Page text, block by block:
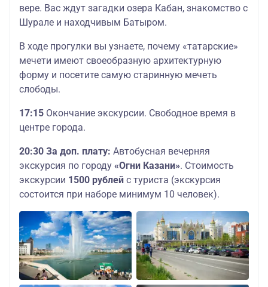
вере. Вас ждут загадки озера Кабан, знакомство с
Шурале и находчивым Батыром.
В ходе прогулки вы узнаете, почему «татарские»
мечети имеют своеобразную архитектурную
форму и посетите самую старинную мечеть
слободы.
17:15 Окончание экскурсии. Свободное время в
центре города.
20:30 За доп. плату: Автобусная вечерняя
экскурсия по городу «Огни Казани». Стоимость
экскурсии 1500 рублей с туриста (экскурсия
состоится при наборе минимум 10 человек).